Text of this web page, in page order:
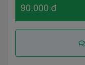
90.000 đ